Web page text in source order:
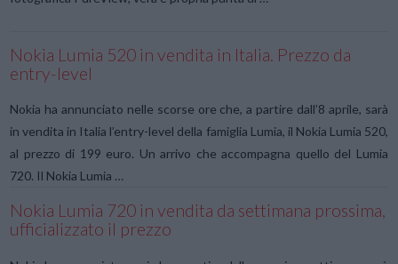
Nokia Lumia 520 in vendita in Italia. Prezzo da
entry-level
Nokia ha annunciato nelle scorse ore che, a partire dall’8 aprile, sarà
in vendita in Italia l’entry-level della famiglia Lumia, il Nokia Lumia 520,
al prezzo di 199 euro. Un arrivo che accompagna quello del Lumia
720. Il Nokia Lumia …
Nokia Lumia 720 in vendita da settimana prossima,
ufficializzato il prezzo